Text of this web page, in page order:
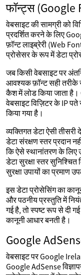
फॉन्ट्स (Google
वेबसाइट की सामग्री को
प्रदर्शित करने के लिए
फ़ॉन्ट लाइब्रेरी (Web
प्रोसेसर के रूप में डेटा
जब किसी वेबसाइट पर
आवश्यक फ़ॉन्ट सही तरीके
कैश में लोड किया जाता है।
वेबसाइट विज़िटर के IP
किया गया है।
व्यक्तिगत डेटा ऐसी तीसरी
डेटा संरक्षण स्तर प्रदान
कि ऐसे स्थानांतरण के लिए
डेटा सुरक्षा स्तर
सुरक्षा उपायों का प्रमाण
इस डेटा प्रोसेसिंग का
और पठनीय प्रस्तुति में
गई है, तो स्पष्ट रूप से दी
कानूनी आधार बनती है।
Google
वेबसाइट पर Google
Google AdSense